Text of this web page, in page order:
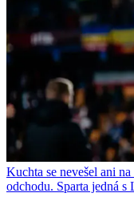
Kuchta se nevešel ani
odchodu. Sparta jedná s